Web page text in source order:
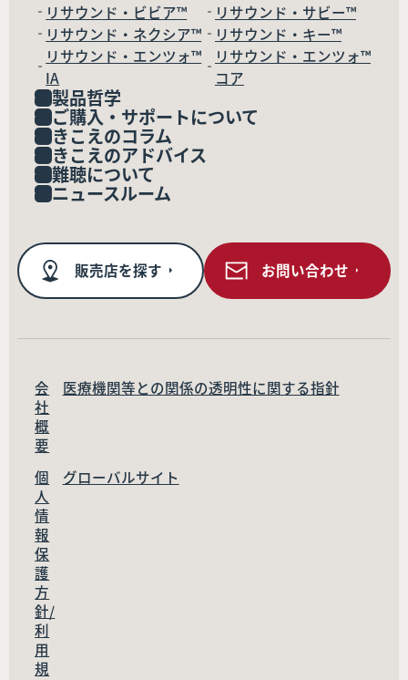
リサウンド・ビビア™
リサウンド・サビー™
リサウンド・ネクシア™
リサウンド・キー™
リサウンド・エンツォ™
IA
リサウンド・エンツォ™
コア
製品哲学
ご購入・サポートについて
きこえのコラム
きこえのアドバイス
難聴について
ニュースルーム
販売店を探す お問い合わせ
会
社
概
要
医療機関等との関係の透明性に関する指針
個
人
情
報
保
護
方
針/
利
用
規
グローバルサイト